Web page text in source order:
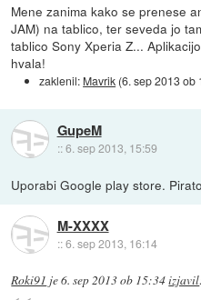
Mene zanima kako se prenese
JAM) na tablico, ter seveda jo
tablico Sony Xperia Z...
hvala!
zaklenil: Mavrik (6. sep 2013 ob
GupeM
::6. sep 2013, 15:59
Uporabi Google play store.
M-XXXX
::6. sep 2013, 16:14
Roki91 je6. sep 2013 ob 15:34izjavil